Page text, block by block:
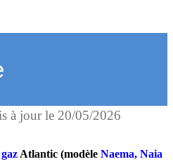
programmer sa
Atlantic ?
à jour le 20/05/2026
Atlantic (modèle Naema, Naia